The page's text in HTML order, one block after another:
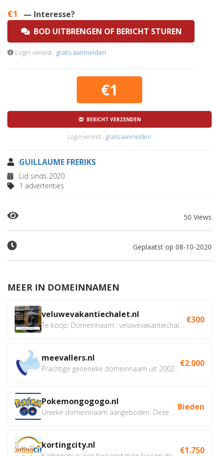
€1
— Interesse?
BOD UITBRENGEN OF BERICHT STUREN
Login vereist · gratis aanmelden
€1
BERICHT VERZENDEN
Login vereist · gratis aanmelden
GUILLAUME FRERIKS
Lid sinds 2020
1 advertenties
50 Views
Geplaatst op 08-10-2020
MEER IN DOMEINNAMEN
veluwevakantiechalet.nl €300
meevallers.nl €2.000
Pokemongogogo.nl Bieden
kortingcity.nl €1.750